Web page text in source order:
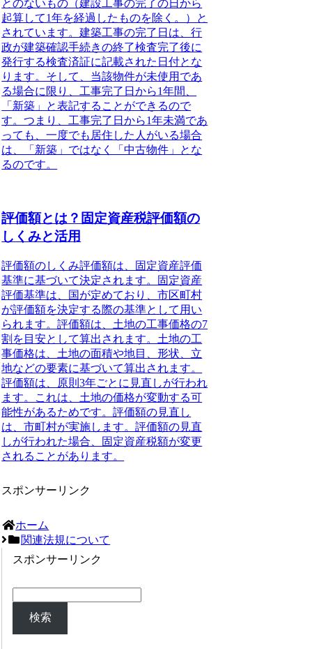
とのないもの（建設工事の完了の日から
起算して1年を経過したものを除く。）と
されています。建築工事の完了日は、行
政が建築確認手続きの終了検査完了後に
発行する検査済証に記載された日付とな
ります。そして、当該物件が未使用であ
る場合に限り、工事完了日から1年間、
「新築」と表記することができるので
す。つまり、工事完了日から1年未満であ
っても、一度でも居住した人がいる場合
は、「新築」ではなく「中古物件」とな
るのです。
評価額とは？固定資産税評価額の
しくみと活用
評価額のしくみ評価額は、固定資産評価
基準に基づいて決定されます。固定資産
評価基準は、国が定めており、市区町村
が評価額を決定する際の基準として用い
られます。評価額は、土地の工事価格の7
割を目安として算出 されます。土地の工
事価格は、土地の面積や地目、形状、立
地などの要素に基づいて算出されます。
評価額は、原則3年ごとに見直しが行われ
ます。これは、土地の価格が変動する可
能性があるためです。評価額の見直し
は、市町村が実施します。評価額の見直
しが行われた場合、固定資産税額が変更
されることがあります。
スポンサーリンク
ホーム
関連法規について
スポンサーリンク
検索